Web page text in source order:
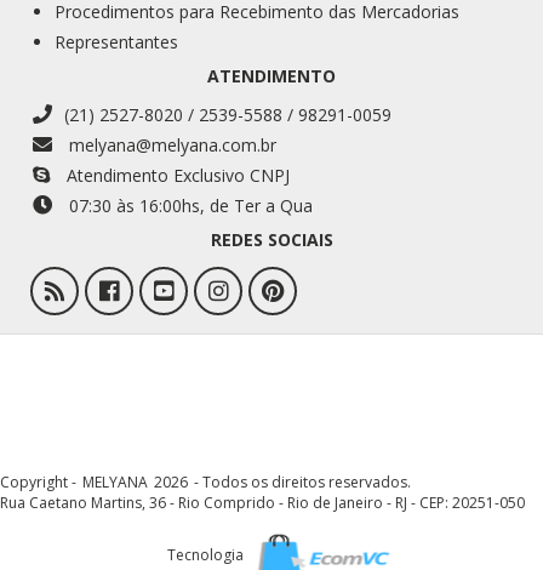
Procedimentos para Recebimento das Mercadorias
Representantes
ATENDIMENTO
(21) 2527-8020 / 2539-5588 / 98291-0059
melyana@melyana.com.br
Atendimento Exclusivo CNPJ
07:30 às 16:00hs, de Ter a Qua
REDES SOCIAIS
Copyright - MELYANA 2026 - Todos os direitos reservados.
Rua Caetano Martins, 36 - Rio Comprido - Rio de Janeiro - RJ - CEP: 20251-050
Tecnologia